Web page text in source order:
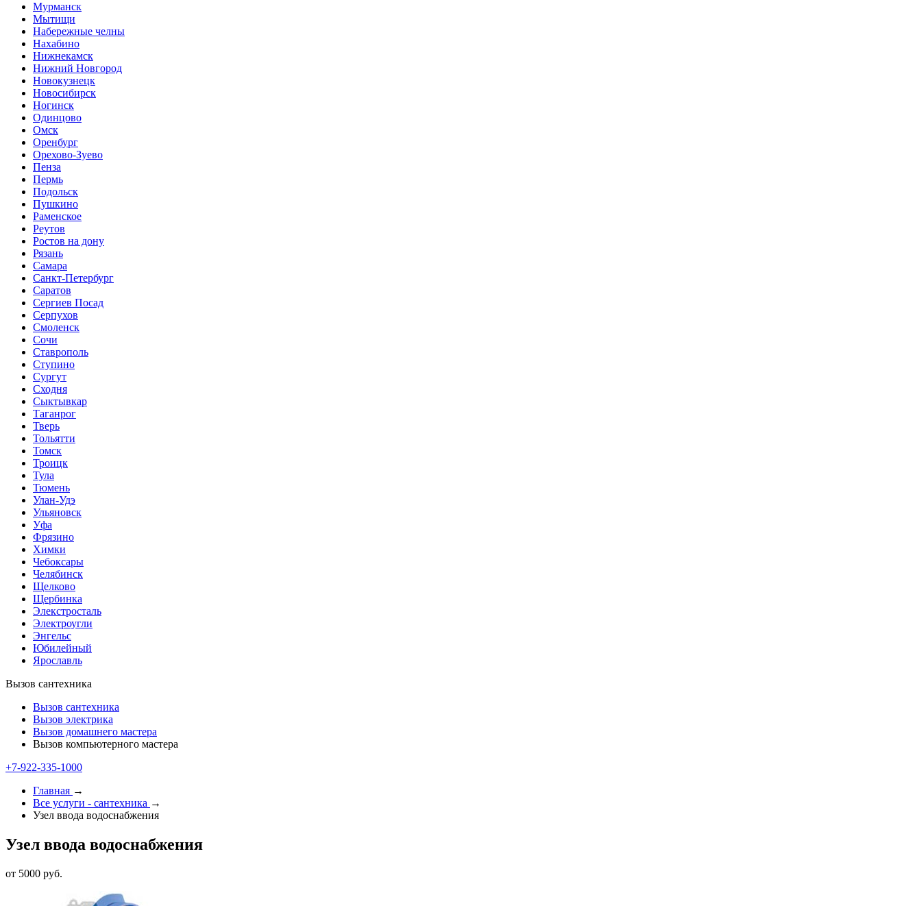
Мурманск
Мытищи
Набережные челны
Нахабино
Нижнекамск
Нижний Новгород
Новокузнецк
Новосибирск
Ногинск
Одинцово
Омск
Оренбург
Орехово-Зуево
Пенза
Пермь
Подольск
Пушкино
Раменское
Реутов
Ростов на дону
Рязань
Самара
Санкт-Петербург
Саратов
Сергиев Посад
Серпухов
Смоленск
Сочи
Ставрополь
Ступино
Сургут
Сходня
Сыктывкар
Таганрог
Тверь
Тольятти
Томск
Троицк
Тула
Тюмень
Улан-Удэ
Ульяновск
Уфа
Фрязино
Химки
Чебоксары
Челябинск
Щелково
Щербинка
Элекстросталь
Электроугли
Энгельс
Юбилейный
Ярославль
Вызов сантехника
Вызов сантехника
Вызов электрика
Вызов домашнего мастера
Вызов компьютерного мастера
+7-922-335-1000
Главная →
Все услуги - cантехника →
Узел ввода водоснабжения
Узел ввода водоснабжения
от 5000 руб.